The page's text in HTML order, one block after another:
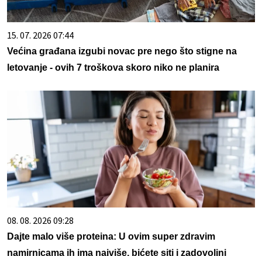
15. 07. 2026 07:44
Većina građana izgubi novac pre nego što stigne na
letovanje - ovih 7 troškova skoro niko ne planira
08. 08. 2026 09:28
Dajte malo više proteina: U ovim super zdravim
namirnicama ih ima najviše, bićete siti i zadovoljni